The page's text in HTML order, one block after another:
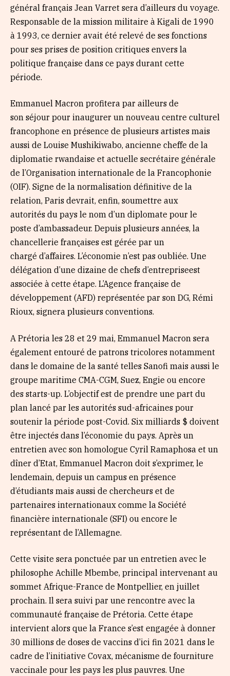
général français Jean Varret sera d’ailleurs du voyage.
Responsable de la mission militaire à Kigali de 1990
à 1993, ce dernier avait été relevé de ses fonctions
pour ses prises de position critiques envers la
politique française dans ce pays durant cette
période.
Emmanuel Macron profitera par ailleurs de
son séjour pour inaugurer un nouveau centre culturel
francophone en présence de plusieurs artistes mais
aussi de Louise Mushikiwabo, ancienne cheffe de la
diplomatie rwandaise et actuelle secrétaire générale
de l’Organisation internationale de la Francophonie
(OIF). Signe de la normalisation définitive de la
relation, Paris devrait, enfin, soumettre aux
autorités du pays le nom d’un diplomate pour le
poste d’ambassadeur. Depuis plusieurs années, la
chancellerie françaises est gérée par un
chargé d’affaires. L’économie n’est pas oubliée. Une
délégation d’une dizaine de chefs d’entrepriseest
associée à cette étape. L’Agence française de
développement (AFD) représentée par son DG, Rémi
Rioux, signera plusieurs conventions.
A Prétoria les 28 et 29 mai, Emmanuel Macron sera
également entouré de patrons tricolores notamment
dans le domaine de la santé telles Sanofi mais aussi le
groupe maritime CMA-CGM, Suez, Engie ou encore
des starts-up. L’objectif est de prendre une part du
plan lancé par les autorités sud-africaines pour
soutenir la période post-Covid. Six milliards $ doivent
être injectés dans l’économie du pays. Après un
entretien avec son homologue Cyril Ramaphosa et un
dîner d’Etat, Emmanuel Macron doit s’exprimer, le
lendemain, depuis un campus en présence
d’étudiants mais aussi de chercheurs et de
partenaires internationaux comme la Société
financière internationale (SFI) ou encore le
représentant de l’Allemagne.
Cette visite sera ponctuée par un entretien avec le
philosophe Achille Mbembe, principal intervenant au
sommet Afrique-France de Montpellier, en juillet
prochain. Il sera suivi par une rencontre avec la
communauté française de Prétoria. Cette étape
intervient alors que la France s’est engagée à donner
30 millions de doses de vaccins d’ici fin 2021 dans le
cadre de l’initiative Covax, mécanisme de fourniture
vaccinale pour les pays les plus pauvres. Une